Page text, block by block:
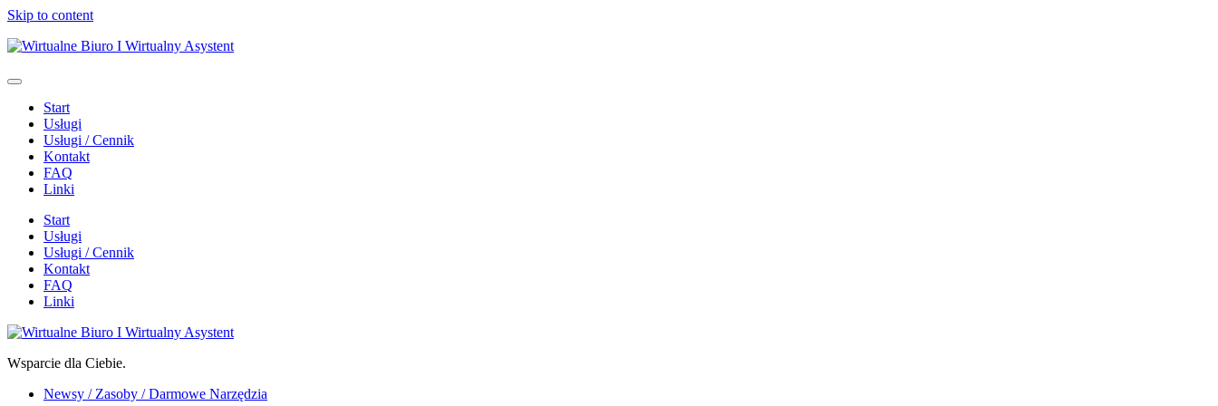
Skip to content
Start
Usługi
Usługi / Cennik
Kontakt
FAQ
Linki
Start
Usługi
Usługi / Cennik
Kontakt
FAQ
Linki
Wsparcie dla Ciebie.
Newsy / Zasoby / Darmowe Narzędzia